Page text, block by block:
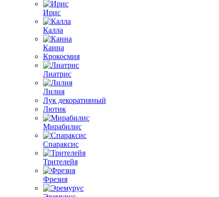
Ирис
Калла
Канна
Крокосмия
Лиатрис
Лилия
Лук декоративный
Лютик
Мирабилис
Спараксис
Трителейя
Фрезия